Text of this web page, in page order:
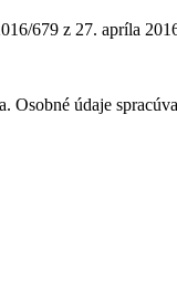
679 z 27. apríla
Osobné údaje